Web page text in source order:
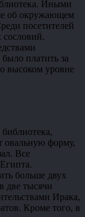
Иными
об окружающем
посетителей
платить за
высоком уровне
овальную форму,
Все
больше двух
две тысячи
Ирака,
Кроме того, в